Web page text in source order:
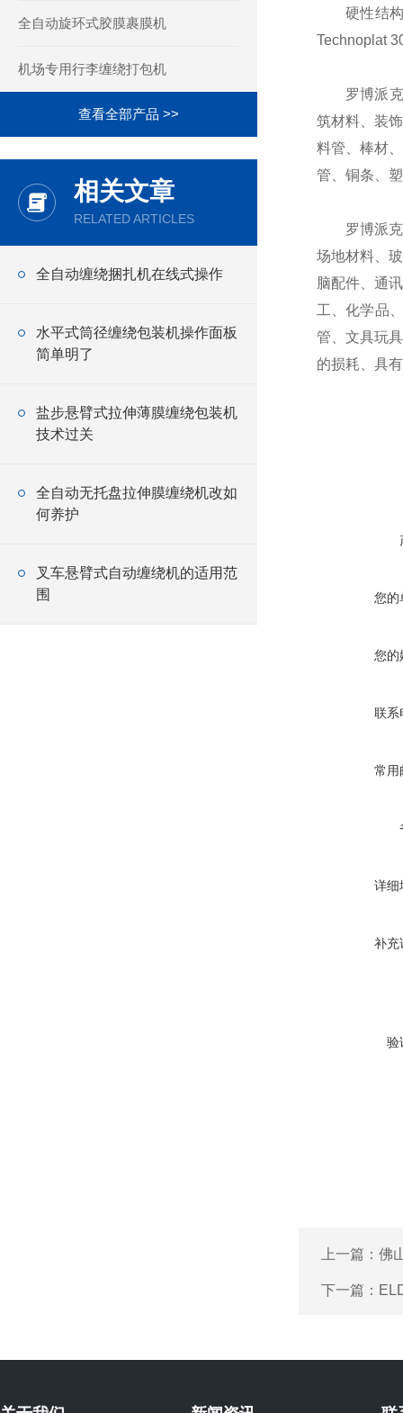
全自动旋环式胶膜裹膜机
机场专用行李缠绕打包机
查看全部产品 >>
相关文章
RELATED ARTICLES
全自动缠绕捆扎机在线式操作
水平式筒径缠绕包装机操作面板
简单明了
盐步悬臂式拉伸薄膜缠绕包装机
技术过关
全自动无托盘拉伸膜缠绕机改如
何养护
叉车悬臂式自动缠绕机的适用范
围
硬性结构
Technoplat
罗博派克水
筑材料、装
料管、棒材
管、铜条、
罗博派克全
场地材料、
脑配件、通
工、化学品
管、文具玩
的损耗、具
您的
您的
联系
常用
详细
补充
验
上一篇： 佛
下一篇：